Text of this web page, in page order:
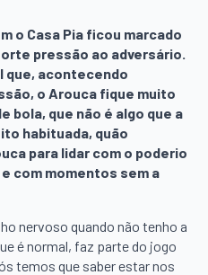
o Casa Pia ficou marcado
pressão ao adversário.
que, acontecendo
o Arouca fique muito
bola, que não é algo que a
habituada, quão
para lidar com o poderio
com momentos sem a
nervoso quando não tenho a
é normal, faz parte do jogo
temos que saber estar nos